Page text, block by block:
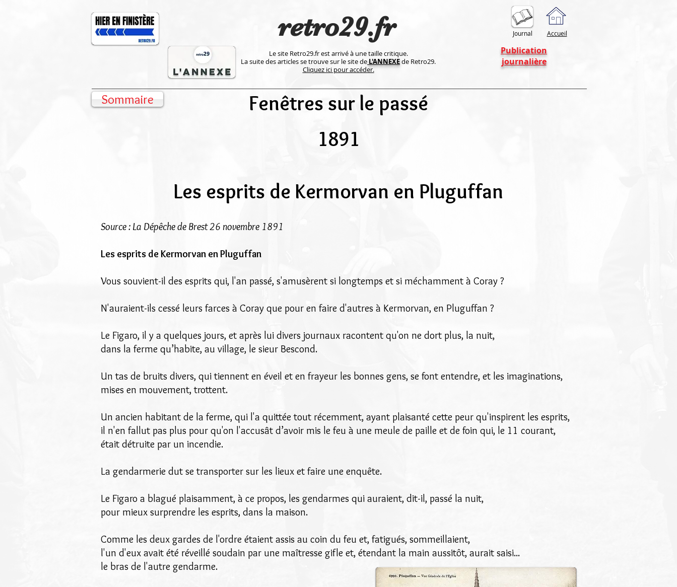
retro29.fr
Le site Retro29.fr est arrivé à une taille critique.
La suite des articles se trouve sur le site deL'ANNEXEde Retro29.
Cliquez ici pour accéder.
Journal Accueil
Publication
journalière
Sommaire
Fenêtres sur le passé
1891
Les esprits de Kermorvan en Pluguffan
Source : La Dépêche de Brest 26 novembre 1891
Les esprits de Kermorvan en Pluguffan
Vous souvient-il des esprits qui, l'an passé, s'amusèrent si longtemps et si méchamment à Coray ?
N'auraient-ils cessé leurs farces à Coray que pour en faire d'autres à Kermorvan, en Pluguffan ?
Le Figaro, il y a quelques jours, et après lui divers journaux racontent qu'on ne dort plus, la nuit,
dans la ferme qu’habite, au village, le sieur Bescond.
Un tas de bruits divers, qui tiennent en éveil et en frayeur les bonnes gens, se font entendre, et les imaginations,
mises en mouvement, trottent.
Un ancien habitant de la ferme, qui l'a quittée tout récemment, ayant plaisanté cette peur qu'inspirent les esprits,
il n'en fallut pas plus pour qu'on l'accusât d’avoir mis le feu à une meule de paille et de foin qui, le 11 courant,
était détruite par un incendie.
La gendarmerie dut se transporter sur les lieux et faire une enquête.
Le Figaro a blagué plaisamment, à ce propos, les gendarmes qui auraient, dit-il, passé la nuit,
pour mieux surprendre les esprits, dans la maison.
Comme les deux gardes de l'ordre étaient assis au coin du feu et, fatigués, sommeillaient,
l'un d'eux avait été réveillé soudain par une maîtresse gifle et, étendant la main aussitôt, aurait saisi...
le bras de l'autre gendarme.